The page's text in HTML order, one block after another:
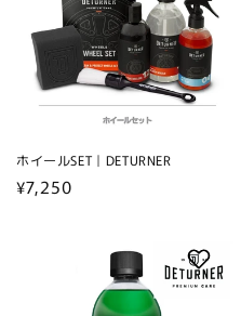
ホイールSET｜DETURNER
通
¥7,250